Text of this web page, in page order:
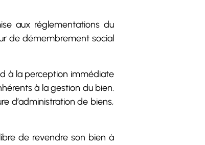
aux réglementations du
de démembrement social
à la perception immédiate
à la gestion du bien.
d’administration de biens,
de revendre son bien à